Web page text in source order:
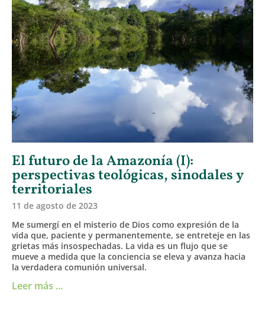
El futuro de la Amazonía (I):
perspectivas teológicas, sinodales y
territoriales
11 de agosto de 2023
Me sumergí en el misterio de Dios como expresión de la
vida que, paciente y permanentemente, se entreteje en las
grietas más insospechadas. La vida es un flujo que se
mueve a medida que la conciencia se eleva y avanza hacia
la verdadera comunión universal.
Leer más ...